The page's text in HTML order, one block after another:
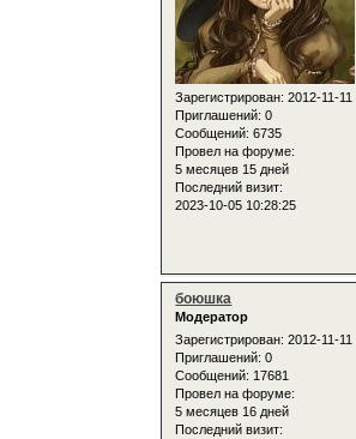
Зарегистрирован: 2012-11-11
Приглашений: 0
Сообщений: 6735
Провел на форуме:
5 месяцев 15 дней
Последний визит:
2023-10-05 10:28:25
боюшка
Модератор
Зарегистрирован: 2012-11-11
Приглашений: 0
Сообщений: 17681
Провел на форуме:
5 месяцев 16 дней
Последний визит: